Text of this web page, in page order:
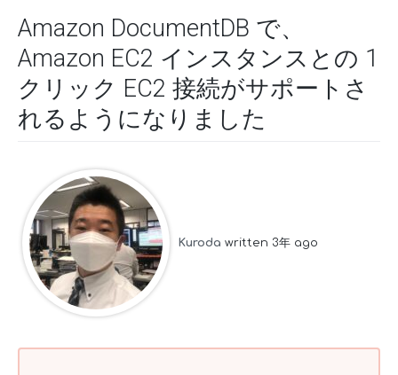
Amazon DocumentDB で、
Amazon EC2 インスタンスとの 1
クリック EC2 接続がサポートさ
れるようになりました
Kuroda written 3年 ago